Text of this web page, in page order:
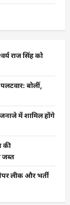
राज सिंह को
बोलीं,
में शामिल होंगे
की
जब्त
लीक और भर्ती